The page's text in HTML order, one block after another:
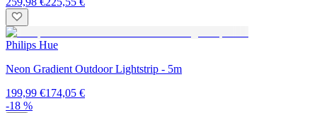
Philips Hue
Neon Gradient Outdoor Lightstrip - 5m
199,99 €174,05 €
-18 %